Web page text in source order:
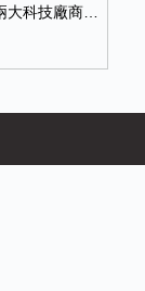
科技廠商致